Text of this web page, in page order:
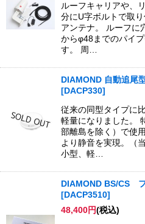
ルーフキャリアや、
分にU字ボルトで取
アンテナ。 ルーフに
からφ48までのパイ
す。 周…
DIAMOND 自動追尾
[DACP330]
従来の同型タイプに
軽量になりました。
部離島を除く）で使
より静音を実現。（
小型、軽…
DIAMOND BS/CS
[DACP3510]
48,400円(税込)